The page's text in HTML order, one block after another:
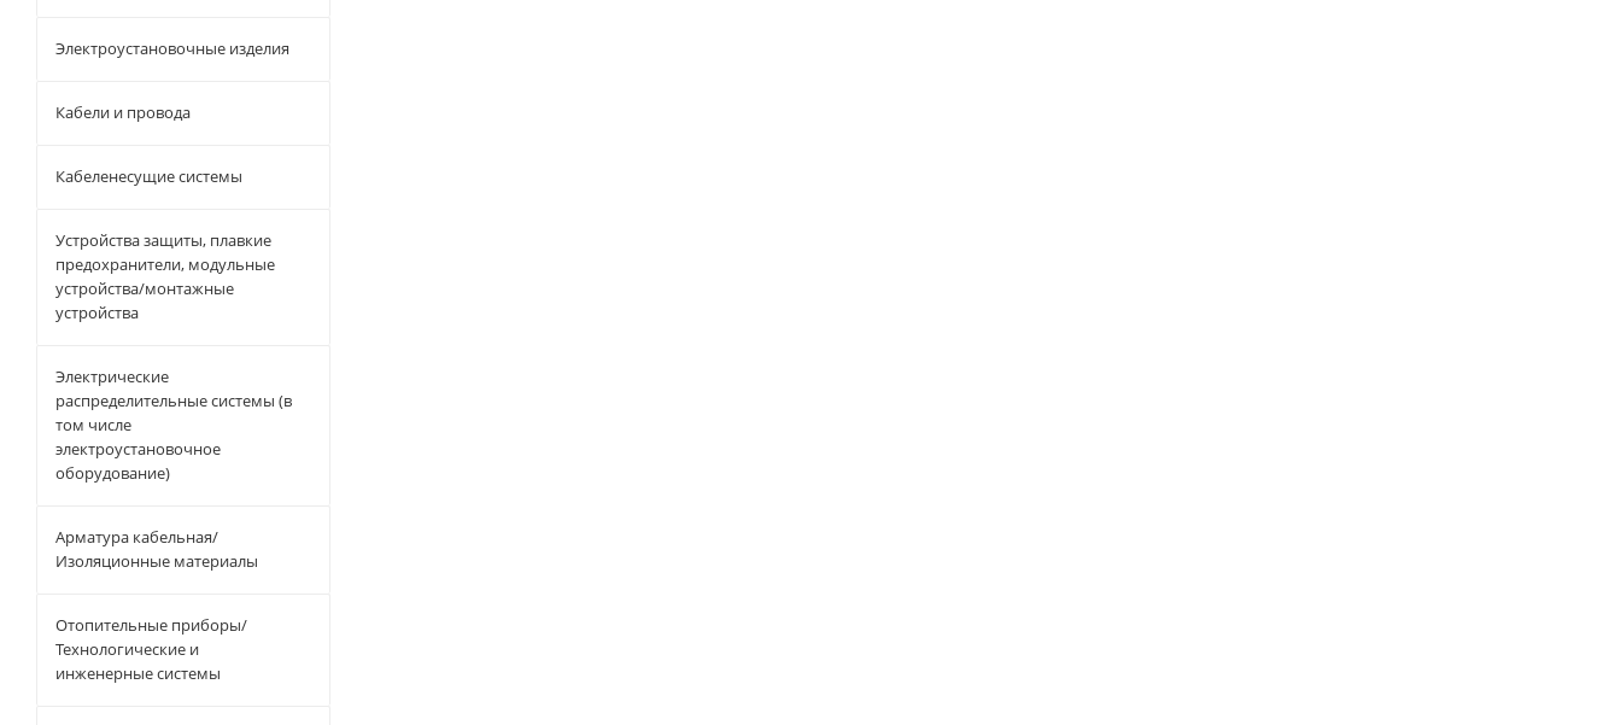
Электроустановочные изделия
Кабели и провода
Кабеленесущие системы
Устройства защиты, плавкие
предохранители, модульные
устройства/монтажные
устройства
Электрические
распределительные системы (в
том числе
электроустановочное
оборудование)
Арматура кабельная/
Изоляционные материалы
Отопительные приборы/
Технологические и
инженерные системы